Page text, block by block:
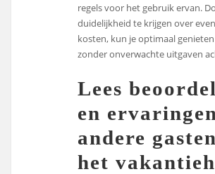
regels voor het gebruik ervan.
duidelijkheid te krijgen over
kosten, kun je optimaal
zonder onverwachte uitgaven
Lees
en
andere
het